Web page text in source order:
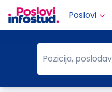
Poslovi
Pozicija,
Pozicija,